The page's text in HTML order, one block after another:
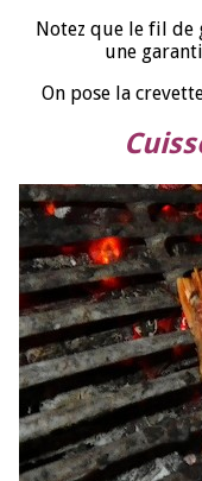
Notez que le fil de
une
On pose la